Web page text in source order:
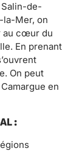
de-
la-Mer, on
au cœur du
En prenant
On peut
en
: